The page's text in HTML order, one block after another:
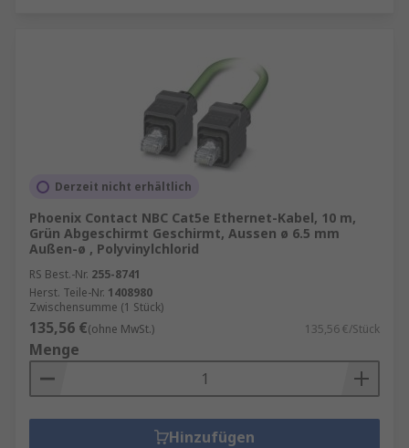
Derzeit nicht erhältlich
Phoenix Contact NBC Cat5e Ethernet-Kabel, 10 m,
Grün Abgeschirmt Geschirmt, Aussen ø 6.5 mm
Außen-ø , Polyvinylchlorid
RS Best.-Nr. 255-8741
Herst. Teile-Nr. 1408980
Zwischensumme (1 Stück)
135,56 €(ohne MwSt.) 135,56 €/Stück
Menge
Hinzufügen